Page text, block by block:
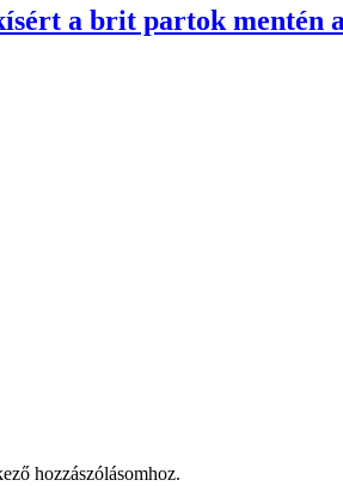
a brit partok mentén
hozzászólásomhoz.